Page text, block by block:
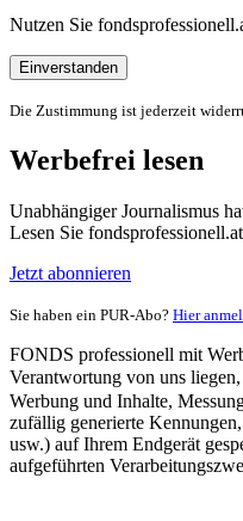
Nutzen Sie
Einverstanden
Die Zustimmung ist jederzeit
Werbefrei lesen
Unabhängiger Journalismus
Lesen Sie
Jetzt abonnieren
Sie haben ein PUR-Abo? Hier
FONDS professionell mit
Verantwortung von uns
Werbung und Inhalte,
zufällig generierte
usw.) auf Ihrem Endgerät
aufgeführten